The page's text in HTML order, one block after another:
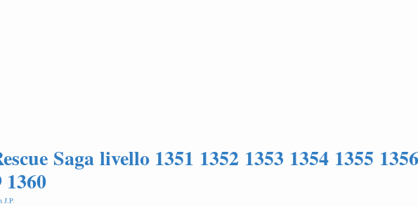
Saga livello 1351 1352 1353 1354 1355 1356
1360
J.P.